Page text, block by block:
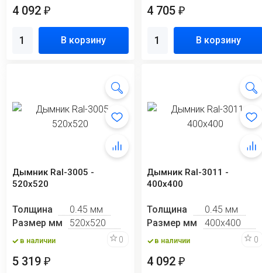
4 092 ₽
В корзину
4 705₽
В корзину
Дымник Ral-3005 -
520х520
Толщина
0.45 мм
Размер мм
520х520
в наличии 0
5 319 ₽
Дымник Ral-3011 -
400х400
Толщина
0.45 мм
Размер мм
400х400
в наличии 0
4 092₽